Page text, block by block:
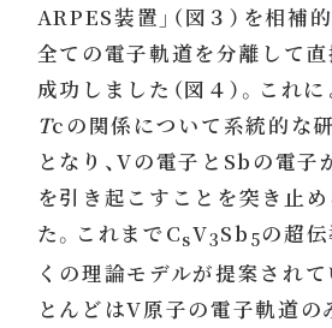
ARPES装置」（図３）を相補
全ての電子軌道を分離して
成功しました（図４）。これ
Tcの関係について系統的な
となり、Vの電子とSbの電子
を引き起こすことを突き止
た。これまでCsV3Sb 5の超
くの理論モデルが提案されて
とんどはV原子の電子軌道の